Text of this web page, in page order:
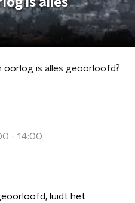
oorlog is alles geoorloofd?
- 14:00
luidt het